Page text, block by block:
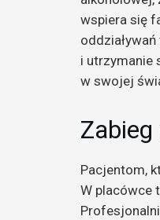
wspiera się
i utrzymanie
w swojej
Pacjentom,
W placówce